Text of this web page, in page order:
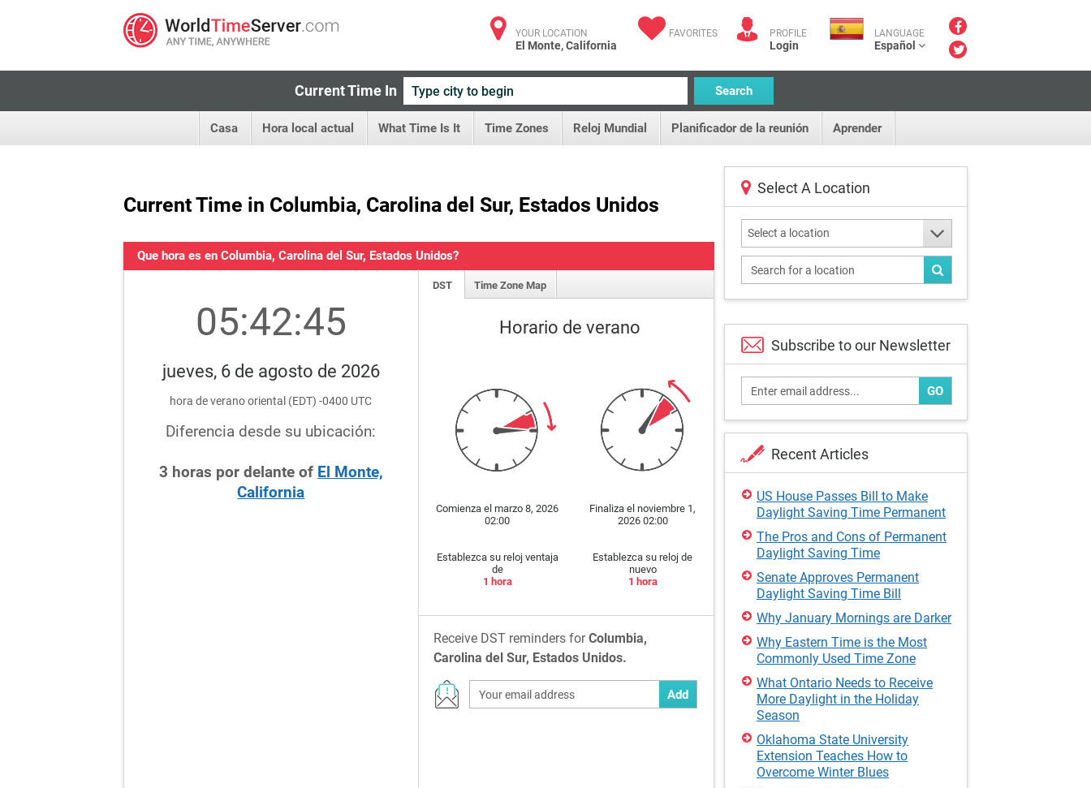
YOUR LOCATION
El Monte, California
FAVORITES PROFILE
Login
LANGUAGE
Español
Current Time In Search
Casa Hora local actual What Time Is It Time Zones Reloj Mundial Planificador de la reunión Aprender
Current Time in Columbia, Carolina del Sur, Estados Unidos
Que hora es en Columbia, Carolina del Sur, Estados Unidos?
05:42:46
jueves, 6 de agosto de 2026
hora de verano oriental (EDT) -0400 UTC
Diferencia desde su ubicación:
3 horas por delante of El Monte,
California
DST Time Zone Map
Horario de verano
Comienza el marzo 8, 2026
02:00
Establezca su reloj ventaja
de
1 hora
Finaliza el noviembre 1,
2026 02:00
Establezca su reloj de
nuevo
1 hora
Receive DST reminders forColumbia,
Carolina del Sur, Estados Unidos.
Add
Select A Location
Select a location
Subscribe to our Newsletter
GO
Recent Articles
US House Passes Bill to Make
Daylight Saving Time Permanent
The Pros and Cons of Permanent
Daylight Saving Time
Senate Approves Permanent
Daylight Saving Time Bill
Why January Mornings are Darker
Why Eastern Time is the Most
Commonly Used Time Zone
What Ontario Needs to Receive
More Daylight in the Holiday
Season
Oklahoma State University
Extension Teaches How to
Overcome Winter Blues